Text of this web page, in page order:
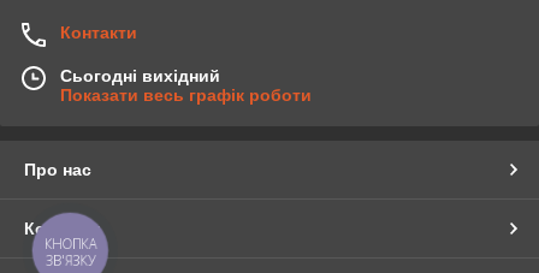
Контакти
Сьогодні вихідний
Показати весь графік роботи
Про нас
Контакти
КНОПКА
ЗВ'ЯЗКУ